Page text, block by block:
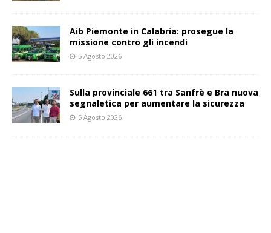
Aib Piemonte in Calabria: prosegue la
missione contro gli incendi
5 Agosto 2026
Sulla provinciale 661 tra Sanfrè e Bra nuova
segnaletica per aumentare la sicurezza
5 Agosto 2026